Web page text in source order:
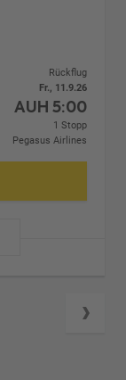
Rückflug
Fr., 11.9.26
AUH 5:00
1 Stopp
Pegasus Airlines